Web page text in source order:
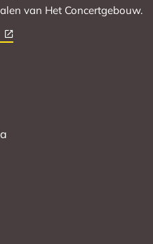
van Het Concertgebouw.